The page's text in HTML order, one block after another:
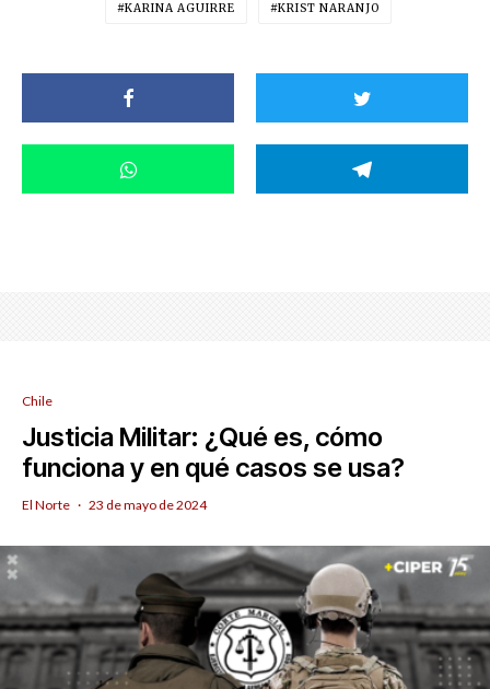
KARINA AGUIRRE KRIST NARANJO
Chile
Justicia Militar: ¿Qué es, cómo
funciona y en qué casos se usa?
El Norte · 23 de mayo de 2024